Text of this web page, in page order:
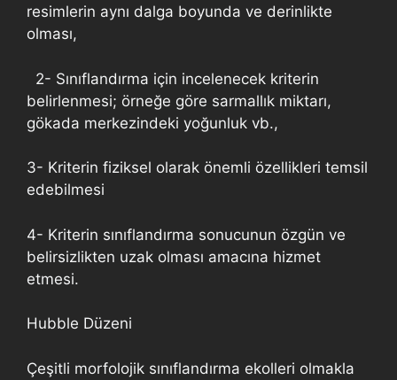
resimlerin aynı dalga boyunda ve derinlikte
olması,
2- Sınıflandırma için incelenecek kriterin
belirlenmesi; örneğe göre sarmallık miktarı,
gökada merkezindeki yoğunluk vb.,
3- Kriterin fiziksel olarak önemli özellikleri temsil
edebilmesi
4- Kriterin sınıflandırma sonucunun özgün ve
belirsizlikten uzak olması amacına hizmet
etmesi.
Hubble Düzeni
Çeşitli morfolojik sınıflandırma ekolleri olmakla